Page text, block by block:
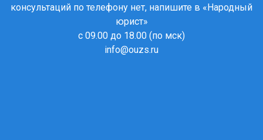
консультаций по телефону нет, напишите в «Народный
юрист»
с 09.00 до 18.00 (по мск)
info@ouzs.ru